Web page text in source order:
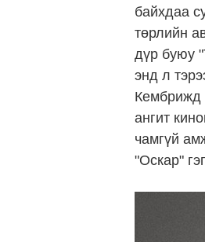
байхдаа
төрлийн
дүр буюу
энд л
Кембрижд
ангит
чамгүй
"Оскар"